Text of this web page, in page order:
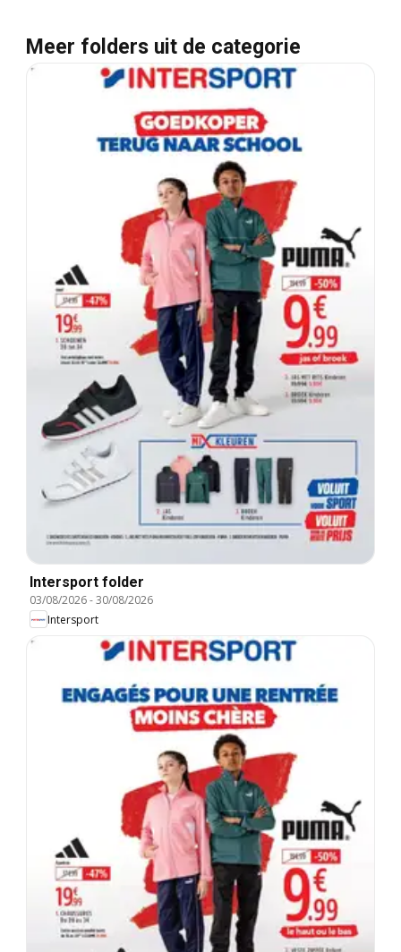
Meer folders uit de categorie
Intersport folder
03/08/2026-30/08/2026
Intersport